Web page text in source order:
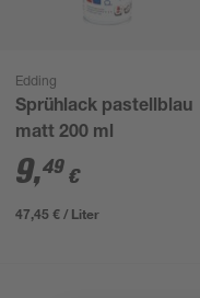
Edding
Sprühlack pastellblau
matt 200 ml
9,49 €
47,45 € / Liter